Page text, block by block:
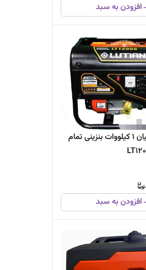
افزودن به سبد
موتور برق لوتیان ۱ کیلووات بنزینی تمام
افزودن به سبد